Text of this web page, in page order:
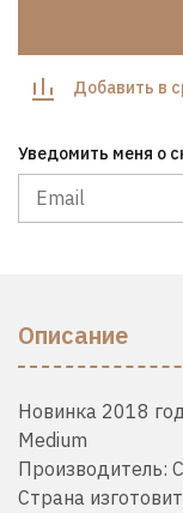
Добавить в
Уведомить меня о
Описание
Новинка 2018
Medium
Производитель:
Страна